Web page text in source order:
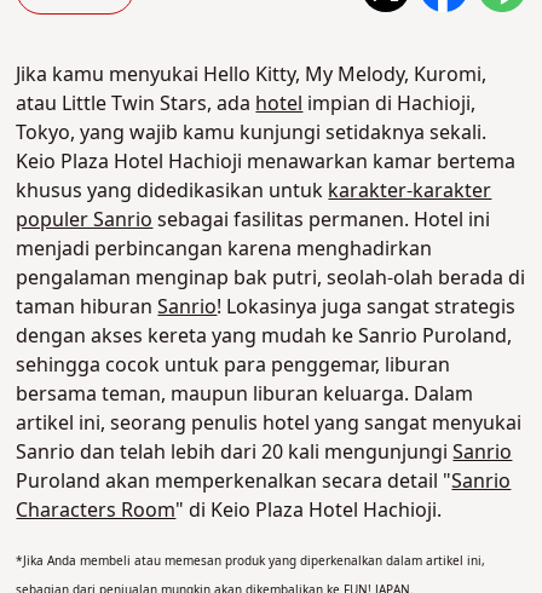
Jika kamu menyukai Hello Kitty, My Melody, Kuromi,
atau Little Twin Stars, adahotelimpian di Hachioji,
Tokyo, yang wajib kamu kunjungi setidaknya sekali.
Keio Plaza Hotel Hachioji menawarkan kamar bertema
khusus yang didedikasikan untukkarakter-karakter
populer Sanriosebagai fasilitas permanen. Hotel ini
menjadi perbincangan karena menghadirkan
pengalaman menginap bak putri, seolah-olah berada di
taman hiburanSanrio! Lokasinya juga sangat strategis
dengan akses kereta yang mudah ke Sanrio Puroland,
sehingga cocok untuk para penggemar, liburan
bersama teman, maupun liburan keluarga. Dalam
artikel ini, seorang penulis hotel yang sangat menyukai
Sanrio dan telah lebih dari 20 kali mengunjungiSanrio
Puroland akan memperkenalkan secara detail "Sanrio
Characters Room" di Keio Plaza Hotel Hachioji.
*Jika Anda membeli atau memesan produk yang diperkenalkan dalam artikel ini,